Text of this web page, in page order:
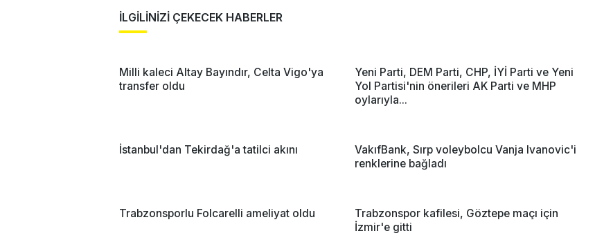
İLGİLİNİZİ ÇEKECEK HABERLER
Milli kaleci Altay Bayındır, Celta Vigo'ya
transfer oldu
Yeni Parti, DEM Parti, CHP, İYİ Parti ve Yeni
Yol Partisi'nin önerileri AK Parti ve MHP
oylarıyla...
İstanbul'dan Tekirdağ'a tatilci akını
VakıfBank, Sırp voleybolcu Vanja Ivanovic'i
renklerine bağladı
Trabzonsporlu Folcarelli ameliyat oldu
Trabzonspor kafilesi, Göztepe maçı için
İzmir'e gitti